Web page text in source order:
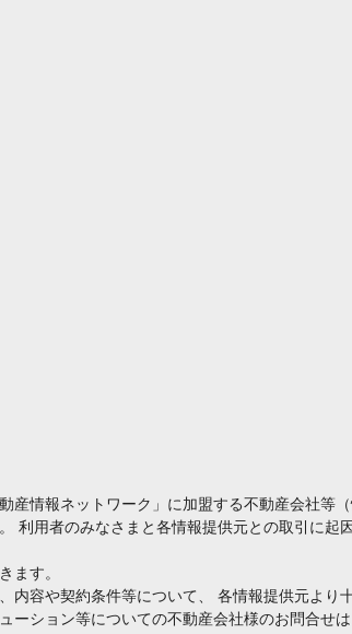
産情報ネットワーク」に加盟する不動産会社
利用者のみなさまと各情報提供元との取引に
ます。
容や契約条件等について、 各情報提供元より
ーション等についての不動産会社様のお問合せは